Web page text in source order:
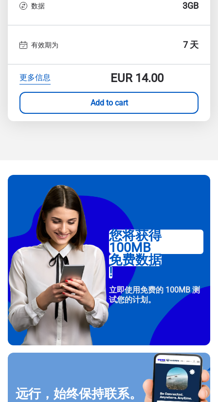
数据 3GB
有效期为 7 天
更多信息 EUR14.00
Add to cart
您将获得
100MB
免费数据
!
立即使用免费的 100MB 测
试您的计划。
远行，始终保持联系。